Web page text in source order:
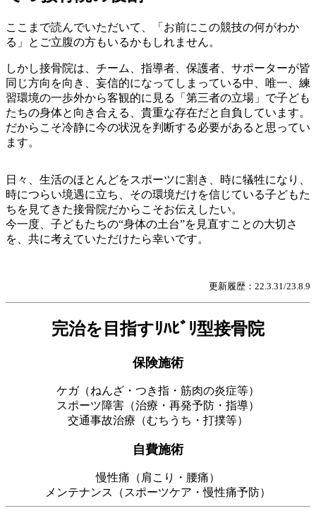
ここまで読んでいただいて、「お前にこの競技の何がわか
る」とご立腹の方もいるかもしれません。
しかし接骨院は、チーム、指導者、保護者、サポーターが皆
同じ方向を向き、妄信的になってしまっている中、唯一、練
習環境の一歩外から客観的に見る「第三者の立場」で子ども
たちの身体と向き合える、貴重な存在だと自負しています。
だからこそ冷静に今の状況を判断する必要があると思ってい
ます。
日々、生活のほとんどをスポーツに割き、時に犠牲になり、
時につらい境遇に立ち、その環境だけを信じている子どもた
ちを見てきた接骨院だからこそお伝えしたい。
今一度、子どもたちの“身体の土台”を見直すことの大切さ
を、共に考えていただけたら幸いです。
更新履歴：22.3.31/23.8.9
完治を目指すﾘﾊﾋﾞﾘ型接骨院
保険施術
ケガ（ねんざ・つき指・筋肉の炎症等）
スポーツ障害（治療・再発予防・指導）
交通事故治療（むちうち・打撲等）
自費施術
慢性痛（肩こり・腰痛）
メンテナンス（スポーツケア・慢性痛予防）